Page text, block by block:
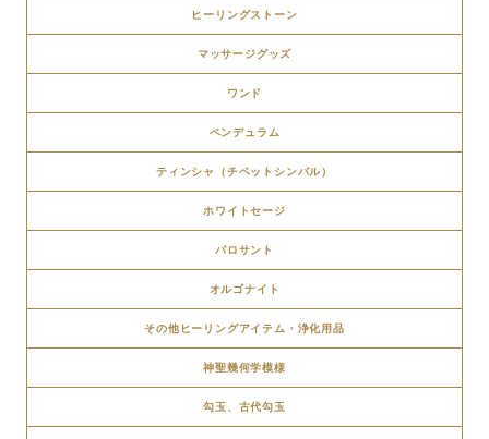
ヒーリングストーン
マッサージグッズ
ワンド
ペンデュラム
ティンシャ（チベットシンバル）
ホワイトセージ
パロサント
オルゴナイト
その他ヒーリングアイテム・浄化用品
神聖幾何学模様
勾玉、古代勾玉